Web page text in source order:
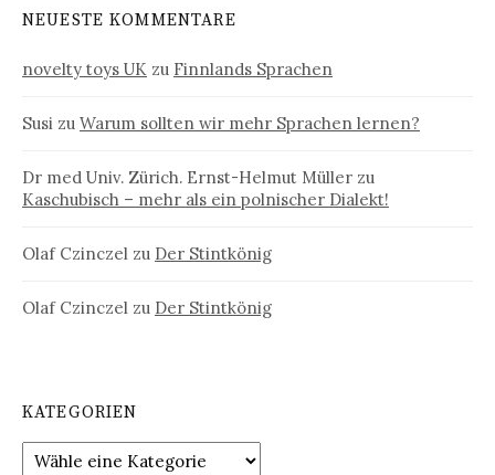
NEUESTE KOMMENTARE
novelty toys UK zu Finnlands Sprachen
Susi zu Warum sollten wir mehr Sprachen lernen?
Dr med Univ. Zürich. Ernst-Helmut Müller zu
Kaschubisch – mehr als ein polnischer Dialekt!
Olaf Czinczel zu Der Stintkönig
Olaf Czinczel zu Der Stintkönig
KATEGORIEN